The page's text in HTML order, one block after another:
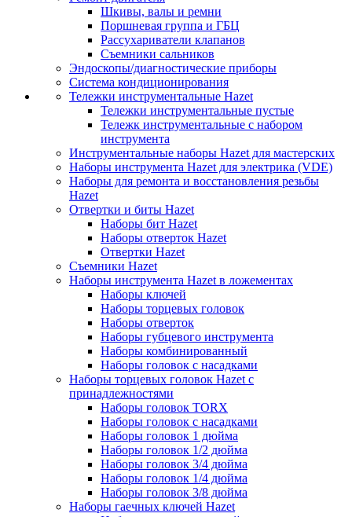
Шкивы, валы и ремни
Поршневая группа и ГБЦ
Рассухариватели клапанов
Съемники сальников
Эндоскопы/диагностические приборы
Система кондиционирования
Тележки инструментальные Hazet
Тележки инструментальные пустые
Тележк инструментальные с набором
инструмента
Инструментальные наборы Hazet для мастерских
Наборы инструмента Hazet для электрика (VDE)
Наборы для ремонта и восстановления резьбы
Hazet
Отвертки и биты Hazet
Наборы бит Hazet
Наборы отверток Hazet
Отвертки Hazet
Съемники Hazet
Наборы инструмента Hazet в ложементах
Наборы ключей
Наборы торцевых головок
Наборы отверток
Наборы губцевого инструмента
Наборы комбинированный
Наборы головок с насадками
Наборы торцевых головок Hazet с
принадлежностями
Наборы головок TORX
Наборы головок с насадками
Наборы головок 1 дюйма
Наборы головок 1/2 дюйма
Наборы головок 3/4 дюйма
Наборы головок 1/4 дюйма
Наборы головок 3/8 дюйма
Наборы гаечных ключей Hazet